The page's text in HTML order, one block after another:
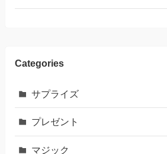
Categories
サプライズ
プレゼント
マジック